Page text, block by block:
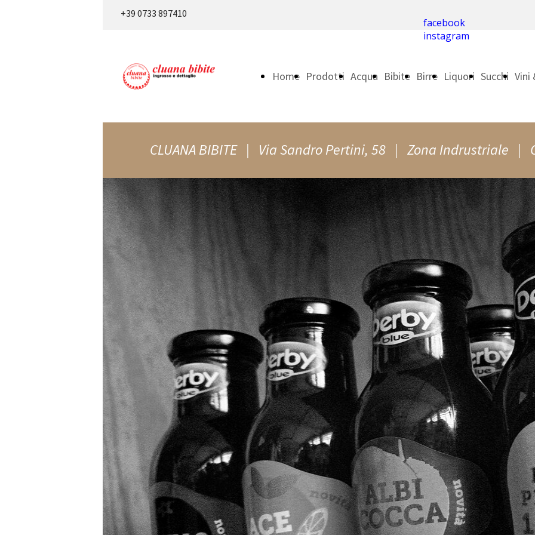
facebook
instagram
+39 0733 897410
Home
Page
Prodotti Acqua Bibite Birre Liquori Succhi Vini
CLUANA BIBITE | Via Sandro Pertini, 58 | Zona Indrustriale |